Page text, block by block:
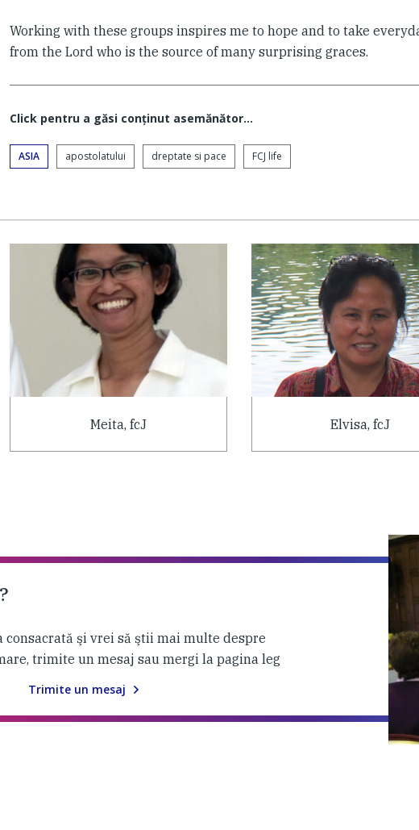
Working with these groups inspires me to hope and to take
from the Lord who is the source of many surprising graces.
Click pentru a găsi conţinut asemănător...
ASIA apostolatului dreptate si pace FCJ life
Meita, fcJ Elvisa, fcJ
consacrată şi vrei să ştii mai multe despre
trimite un mesaj sau mergi la pagina leg
Trimite un mesaj